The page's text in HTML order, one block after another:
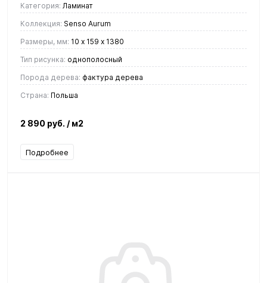
Категория: Ламинат
Коллекция: Senso Aurum
Размеры, мм: 10 х 159 х 1380
Тип рисунка: однополосный
Порода дерева: фактура дерева
Страна: Польша
2 890 руб. / м2
Подробнее